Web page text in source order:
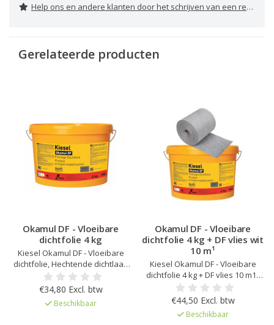
Help ons en andere klanten door het schrijven van een review
Gerelateerde producten
Okamul DF - Vloeibare
dichtfolie 4 kg
Kiesel Okamul DF - Vloeibare
dichtfolie, Hechtende dichtlaag
onder tegelwerk, Zeer flexibel
en Hoge scheuroverbrugging,
Sneldrogend, Geschikt voor
wanden voor de vochtklasse A
€34,80 Excl. btw
Beschikbaar
Okamul DF - Vloeibare
dichtfolie 4 kg + DF vlies wit
10 m¹
Kiesel Okamul DF - Vloeibare
dichtfolie 4 kg + DF vlies 10 m1 ,
Hechtende dichtlaag onder
tegelwerk, Zeer flexibel en Hoge
scheuroverbrugging,
Sneldrogend, Geschikt voor
€44,50 Excl. btw
Beschikbaar